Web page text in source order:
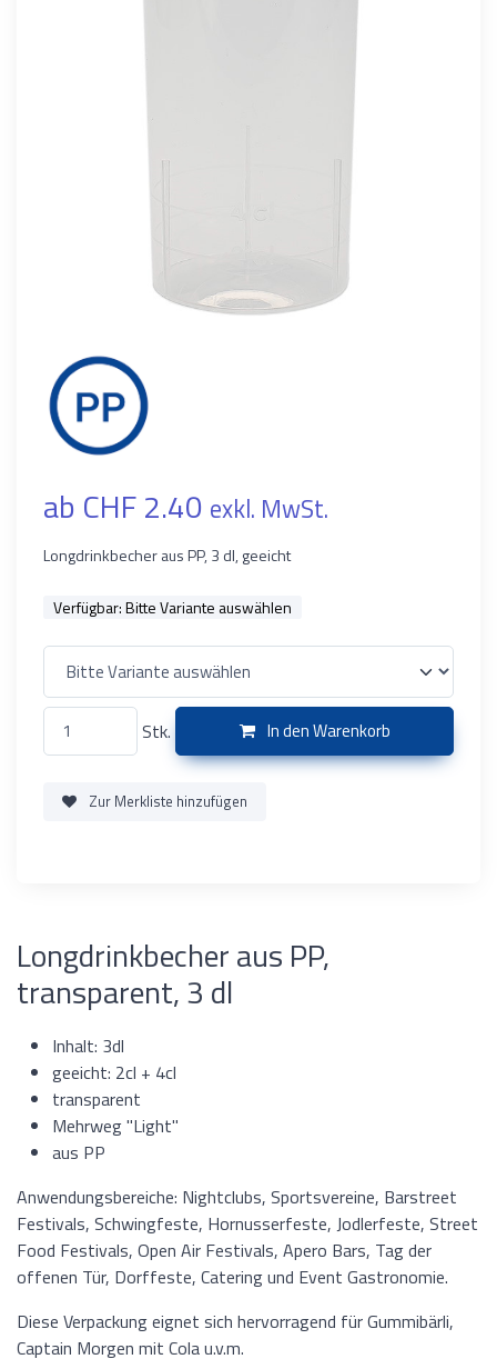
ab CHF 2.40 exkl. MwSt.
Longdrinkbecher aus PP, 3 dl, geeicht
Verfügbar:Bitte Variante auswählen
Stk. In den Warenkorb
Zur Merkliste hinzufügen
Longdrinkbecher aus PP,
transparent, 3 dl
Inhalt: 3dl
geeicht: 2cl + 4cl
transparent
Mehrweg "Light"
aus PP
Anwendungsbereiche: Nightclubs, Sportsvereine, Barstreet
Festivals, Schwingfeste, Hornusserfeste, Jodlerfeste, Street
Food Festivals, Open Air Festivals, Apero Bars, Tag der
offenen Tür, Dorffeste, Catering und Event Gastronomie.
Diese Verpackung eignet sich hervorragend für Gummibärli,
Captain Morgen mit Cola u.v.m.